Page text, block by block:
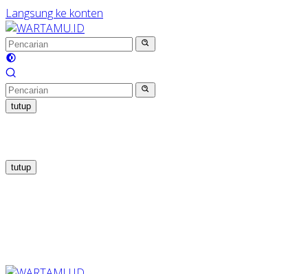
Langsung ke konten
tutup
tutup